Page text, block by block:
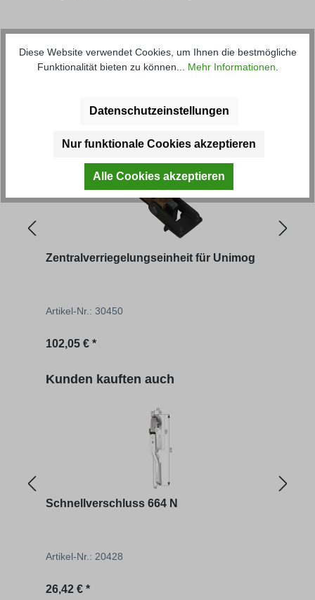
Artikel-Nr.: 30421
Produktgalerie überspringen
Kunden haben sich ebenfalls
Zentralverriegelungseinheit für Unimog
Artikel-Nr.: 30450
Regulärer Preis:
102,05 € *
Produktgalerie überspringen
Kunden kauften auch
Schnellverschluss 664 N
Artikel-Nr.: 20428
Regulärer Preis:
26,42 € *
Diese Website verwendet Cookies, um Ihnen die bestmögliche
Funktionalität bieten zu können... Mehr Informationen
Datenschutzeinstellungen
Nur funktionale Cookies akzeptieren
Alle Cookies akzeptieren